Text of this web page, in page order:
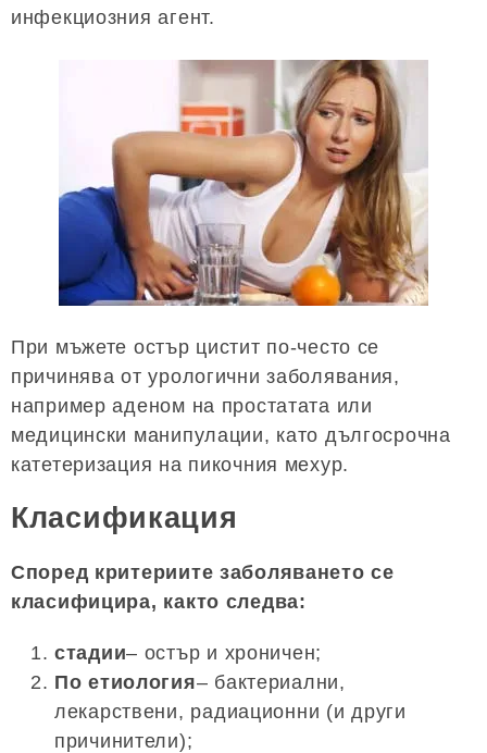
инфекциозния агент.
При мъжете остър цистит по-често се
причинява от урологични заболявания,
например аденом на простатата или
медицински манипулации, като дългосрочна
катетеризация на пикочния мехур.
Класификация
Според критериите заболяването се
класифицира, както следва:
стадии– остър и хроничен;
По етиология– бактериални,
лекарствени, радиационни (и други
причинители);